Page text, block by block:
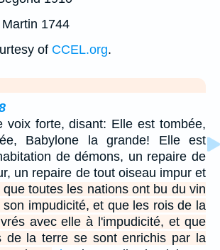
1744
of CCEL.org.
voix forte, disant: Elle est tombée,
Babylone la grande! Elle est
de démons, un repaire de
un repaire de tout oiseau impur et
que toutes les nations ont bu du vin
impudicité, et que les rois de la
avec elle à l'impudicité, et que
de la terre se sont enrichis par la